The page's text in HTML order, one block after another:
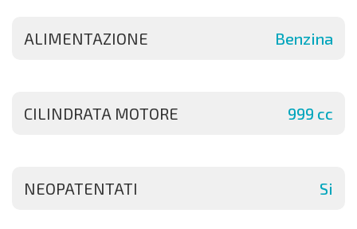
ALIMENTAZIONE Benzina
CILINDRATA MOTORE 999 cc
NEOPATENTATI Si